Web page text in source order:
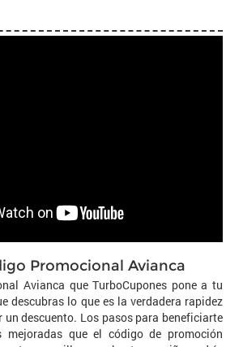
Promocional Avianca
Avianca que TurboCupones pone a tu
descubras lo que es la verdadera rapidez
un descuento. Los pasos para beneficiarte
mejoradas que el código de promoción